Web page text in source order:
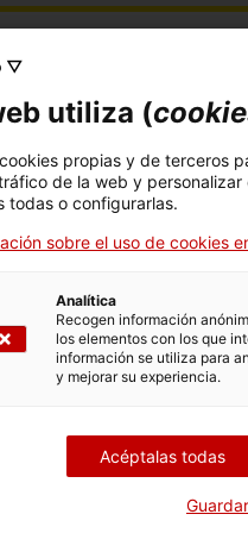
de trabajo “
a las 18:00h.
de la
una dilatada
africano,
Servicio Exterior
donde
poder discutir con
de la paz y la
▽
utiliza (
propias y de terceros
de la web y
todas o configurarlas.
sobre el uso de cookies
Analítica
Recogen información
los elementos con los que
información se utiliza para
y mejorar su experiencia.
Acéptalas todas